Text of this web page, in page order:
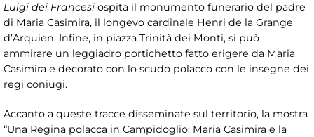
Luigi dei Francesi ospita il monumento funerario del padre
di Maria Casimira, il longevo cardinale Henri de la Grange
d’Arquien. Infine, in piazza Trinità dei Monti, si può
ammirare un leggiadro portichetto fatto erigere da Maria
Casimira e decorato con lo scudo polacco con le insegne dei
regi coniugi.
Accanto a queste tracce disseminate sul territorio, la mostra
“Una Regina polacca in Campidoglio: Maria Casimira e la